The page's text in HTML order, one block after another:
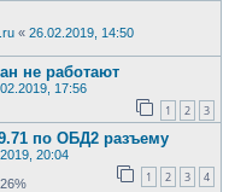
« 26.02.2019, 14:50
не работают
17:56
1 2 3
по ОБД2 разъему
20:04
1 2 3 4